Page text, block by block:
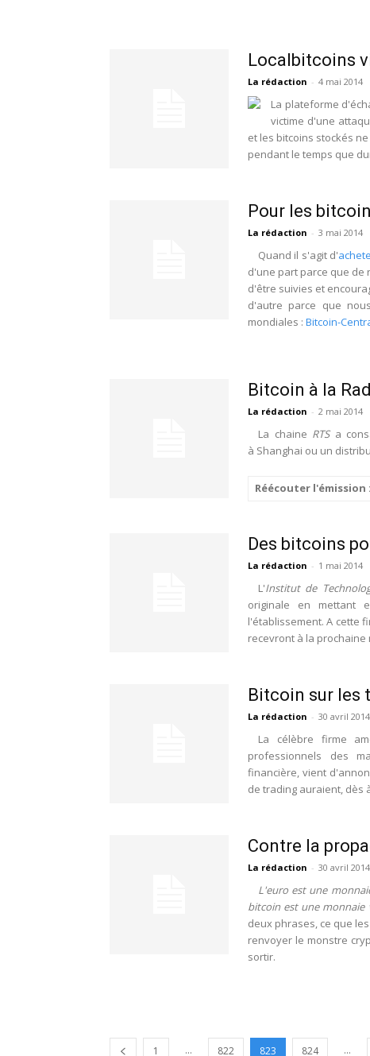
Localbitcoins
La rédaction - 4 mai 2014
La plateforme
victime d'une
et les bitcoins stockés
pendant le temps que
Pour les
La rédaction - 3 mai 2014
Quand il s'agit d'
d'une part parce que de
d'être suivies et
d'autre parce que
mondiales : Bitcoin-
Bitcoin à la
La rédaction - 2 mai 2014
La chaine RTSa
à Shanghai ou un
Réécouter l'émission :
Des bitcoins
La rédaction - 1 mai 2014
L'Institut de
originale en mettant
l'établissement. A cette
recevront à la
Bitcoin sur les
La rédaction - 30 avril 2014
La célèbre firme
professionnels des
financière, vient
de trading auraient, dès
Contre la
La rédaction - 30 avril 2014
L'euro est une
bitcoin est une monnaie
deux phrases, ce que
renvoyer le monstre
sortir.
1 ... 822 823 824 ...